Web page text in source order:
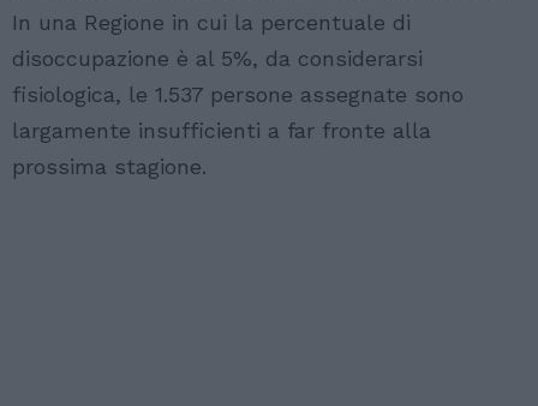
In una Regione in cui la percentuale di
disoccupazione è al 5%, da considerarsi
fisiologica, le 1.537 persone assegnate sono
largamente insufficienti a far fronte alla
prossima stagione.